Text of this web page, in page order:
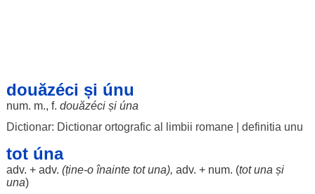
douăzéci și únu
num. m., f. douăzéciși úna
Dictionar: Dictionar ortografic al limbii romane| definitia unu
tot úna
adv. + adv. (ține-o înaintetotuna), adv. + num. (totuna și
una)